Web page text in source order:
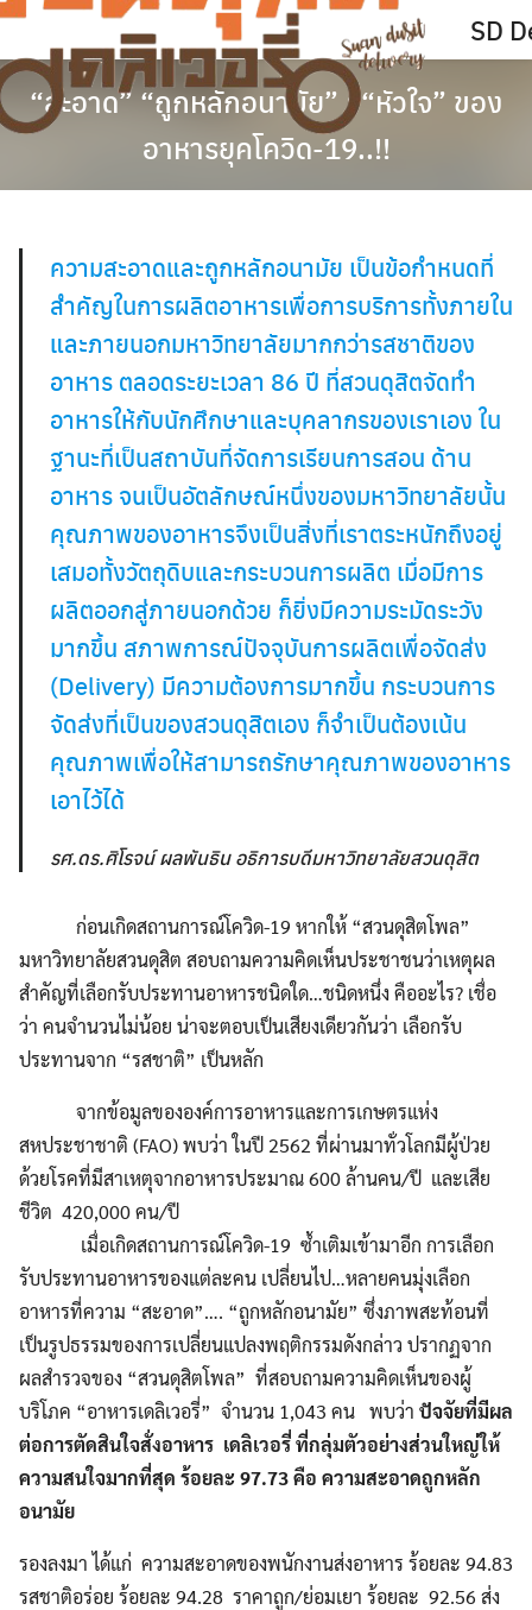
Skip
content
SD
“สะอาด” “ถูกหลักอนามัย” : “หัวใจ” ของ
อาหารยุคโควิด-19..!!
ความสะอาดและถูกหลักอนามัย เป็นข้อกำหนดที่
สำคัญในการผลิตอาหารเพื่อการบริการทั้งภายใน
และภายนอกมหาวิทยาลัยมากกว่ารสชาติของ
อาหาร ตลอดระยะเวลา 86 ปี ที่สวนดุสิตจัดทำ
อาหารให้กับนักศึกษาและบุคลากรของเราเอง ใน
ฐานะที่เป็นสถาบันที่จัดการเรียนการสอน ด้าน
อาหาร จนเป็นอัตลักษณ์หนึ่งของมหาวิทยาลัยนั้น
คุณภาพของอาหารจึงเป็นสิ่งที่เราตระหนักถึงอยู่
เสมอทั้งวัตถุดิบและกระบวนการผลิต เมื่อมีการ
ผลิตออกสู่ภายนอกด้วย ก็ยิ่งมีความระมัดระวัง
มากขึ้น สภาพการณ์ปัจจุบันการผลิตเพื่อจัดส่ง
(Delivery) มีความต้องการมากขึ้น กระบวนการ
จัดส่งที่เป็นของสวนดุสิตเอง ก็จำเป็นต้องเน้น
คุณภาพเพื่อให้สามารถรักษาคุณภาพของอาหาร
เอาไว้ได้
รศ.ดร.ศิโรจน์ ผลพันธิน อธิการบดีมหาวิทยาลัยสวนดุสิต
ก่อนเกิดสถานการณ์โควิด-19 หากให้ “สวนดุสิตโพล”
มหาวิทยาลัยสวนดุสิต สอบถามความคิดเห็นประชาชนว่าเหตุผล
สำคัญที่เลือกรับประทานอาหารชนิดใด…ชนิดหนึ่ง คืออะไร? เชื่อ
ว่า คนจำนวนไม่น้อย น่าจะตอบเป็นเสียงเดียวกันว่า เลือกรับ
ประทานจาก “รสชาติ” เป็นหลัก
จากข้อมูลขององค์การอาหารและการเกษตรแห่ง
สหประชาชาติ (FAO) พบว่า ในปี 2562 ที่ผ่านมาทั่วโลกมีผู้ป่วย
ด้วยโรคที่มีสาเหตุจากอาหารประมาณ 600 ล้านคน/ปี และเสีย
ชีวิต 420,000 คน/ปี
เมื่อเกิดสถานการณ์โควิด-19 ซ้ำเติมเข้ามาอีก การเลือก
รับประทานอาหารของแต่ละคน เปลี่ยนไป…หลายคนมุ่งเลือก
อาหารที่ความ “สะอาด”…. “ถูกหลักอนามัย” ซึ่งภาพสะท้อนที่
เป็นรูปธรรมของการเปลี่ยนแปลงพฤติกรรมดังกล่าว ปรากฏจาก
ผลสำรวจของ “สวนดุสิตโพล” ที่สอบถามความคิดเห็นของผู้
บริโภค “อาหารเดลิเวอรี่” จำนวน 1,043 คน พบว่า ปัจจัยที่มีผล
ต่อการตัดสินใจสั่งอาหาร เดลิเวอรี่ ที่กลุ่มตัวอย่างส่วนใหญ่ให้
ความสนใจมากที่สุด ร้อยละ 97.73 คือ ความสะอาดถูกหลัก
อนามัย
รองลงมา ได้แก่ ความสะอาดของพนักงานส่งอาหาร ร้อยละ 94.83
รสชาติอร่อย ร้อยละ 94.28 ราคาถูก/ย่อมเยา ร้อยละ 92.56 ส่ง